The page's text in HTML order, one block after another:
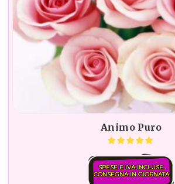
Animo Puro
SPESE E IVA INCLUSE.
CONSEGNA IN GIORNATA